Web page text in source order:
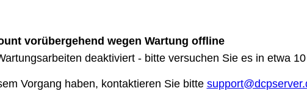
vorübergehend wegen Wartung offline
deaktiviert - bitte versuchen Sie es in etwa
Vorgang haben, kontaktieren Sie bitte